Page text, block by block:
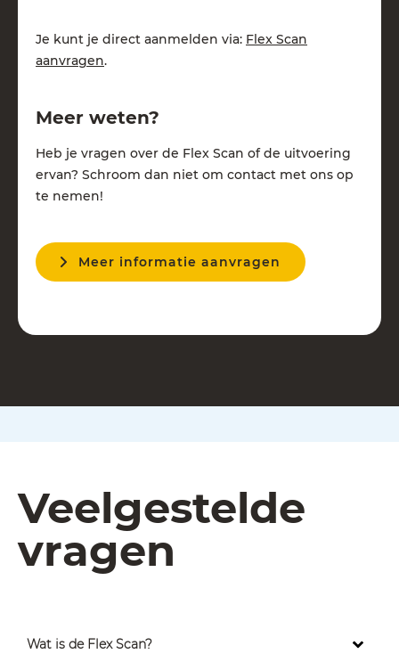
Je kunt je direct aanmelden via: Flex Scan
aanvragen.
Meer weten?
Heb je vragen over de Flex Scan of de uitvoering
ervan? Schroom dan niet om contact met ons op
te nemen!
Meer informatie aanvragen
Veelgestelde
vragen
Wat is de Flex Scan?